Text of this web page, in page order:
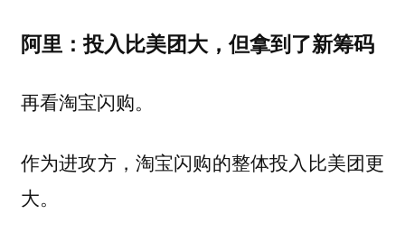
阿里：投入比美团大，但拿到了新筹码
再看淘宝闪购。
作为进攻方，淘宝闪购的整体投入比美团更
大。